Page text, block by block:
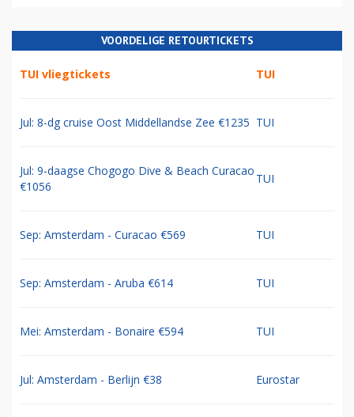
VOORDELIGE RETOURTICKETS
TUI vliegtickets TUI
Jul: 8-dg cruise Oost Middellandse Zee €1235 TUI
Jul: 9-daagse Chogogo Dive & Beach Curacao
€1056
TUI
Sep: Amsterdam - Curacao €569 TUI
Sep: Amsterdam - Aruba €614 TUI
Mei: Amsterdam - Bonaire €594 TUI
Jul: Amsterdam - Berlijn €38 Eurostar